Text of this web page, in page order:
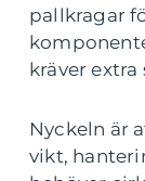
pallkragar
kräver extra
Nyckeln är
vikt,